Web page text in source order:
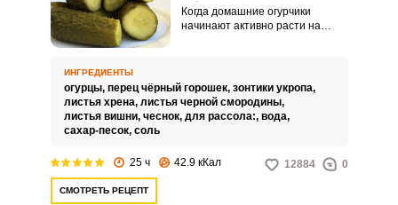
Когда домашние огурчики
начинают активно расти на
испортились. Любимым
рецептом из домашних овощей
являются малосольные огурцы,
приготовленные горячим
ИНГРЕДИЕНТЫ
огурцы, перец чёрный горошек, зонтики укропа,
листья хрена, листья черной смородины,
листья вишни, чеснок, для рассола:, вода,
сахар-песок, соль
25 ч 42.9 кКал 12884 0
СМОТРЕТЬ РЕЦЕПТ